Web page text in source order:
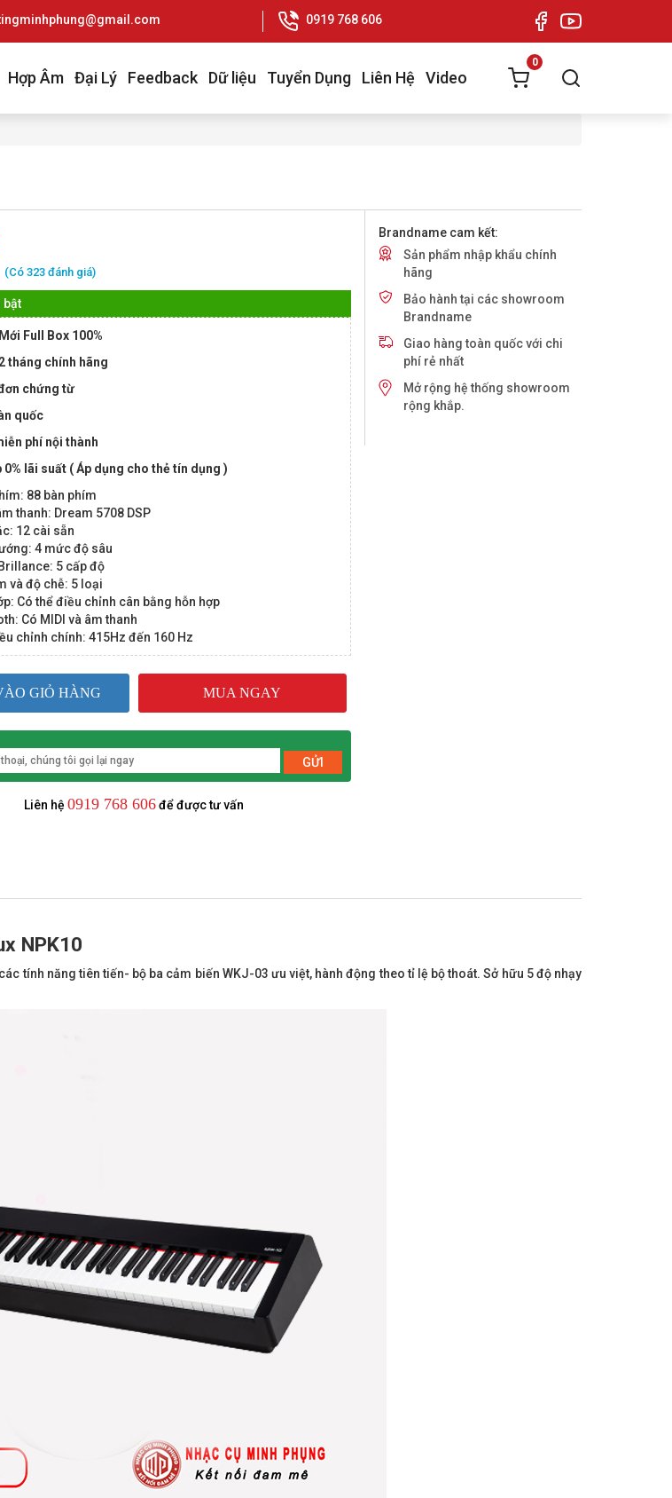
0919 768 606
Hợp Âm Đại Lý Feedback Dữ liệu Tuyển Dụng Liên Hệ Video
0
(Có 323 đánh giá)
bật
Full Box 100%
tháng chính hãng
chứng từ
quốc
phí nội thành
0% lãi suất ( Áp dụng cho thẻ tín dụng )
88 bàn phím
thanh: Dream 5708 DSP
12 cài sẵn
4 mức độ sâu
5 cấp độ
và độ chễ: 5 loại
Có thể điều chỉnh cân bằng hỗn hợp
Có MIDI và âm thanh
chỉnh chính: 415Hz đến 160 Hz
GIỎ HÀNG MUA NGAY
GỬI
Liên hệ 0919 768 606để được tư vấn
Brandname cam kết:
Sản phẩm nhập khẩu chính
hãng
Bảo hành tại các showroom
Brandname
Giao hàng toàn quốc với chi
phí rẻ nhất
Mở rộng hệ thống showroom
rộng khắp.
NPK10
tính năng tiên tiến- bộ ba cảm biến WKJ-03 ưu việt, hành động theo tỉ lệ bộ thoát. Sở hữu 5 độ nhạy